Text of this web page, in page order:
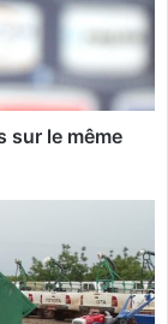
sur le même